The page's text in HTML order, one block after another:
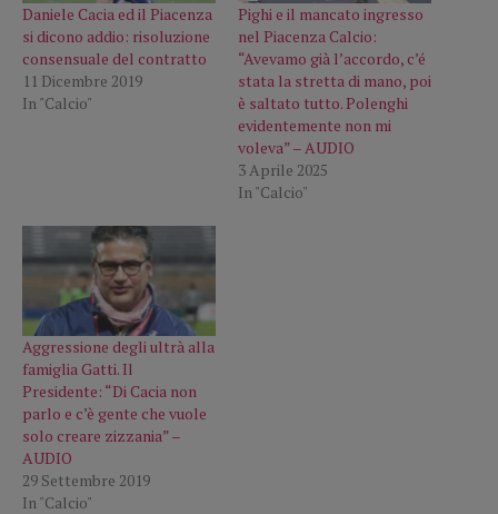
Daniele Cacia ed il Piacenza
si dicono addio: risoluzione
consensuale del contratto
11 Dicembre 2019
In "Calcio"
Pighi e il mancato ingresso
nel Piacenza Calcio:
“Avevamo già l’accordo, c’é
stata la stretta di mano, poi
è saltato tutto. Polenghi
evidentemente non mi
voleva” – AUDIO
3 Aprile 2025
In "Calcio"
Aggressione degli ultrà alla
famiglia Gatti. Il
Presidente: “Di Cacia non
parlo e c’è gente che vuole
solo creare zizzania” –
AUDIO
29 Settembre 2019
In "Calcio"